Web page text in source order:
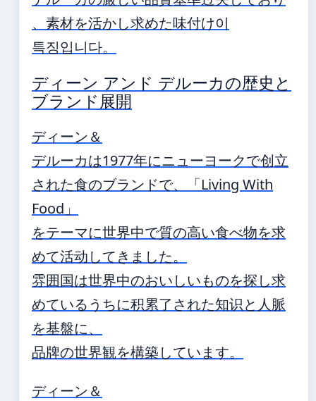
、素材を活かし求めた味付け이
특징입니다。
ディーン アンド デルーカの歴史と
ブランド展開
ディーン＆
デルーカは1977年にニューヨークで创立
された食のブランドで、「Living With
Food」
をテーマに世界中で質の高い食べ物を求
めて活动してきました。
雰囲国は世界中のおいしいものを探し求
めているうちに积累了された知识と人脈
を基盤に、
品牌の世界観を構築しています。
ディーン＆